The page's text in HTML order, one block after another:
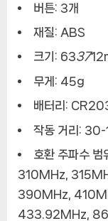
버튼: 3개
재질: ABS
크기: 6337
무게: 45g
배터리:
작동 거리:
호환 주파수
310MHz,
390MHz,
433.92MHz,